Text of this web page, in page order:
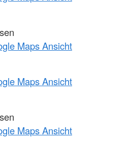
Maps Ansicht
Maps Ansicht
Maps Ansicht